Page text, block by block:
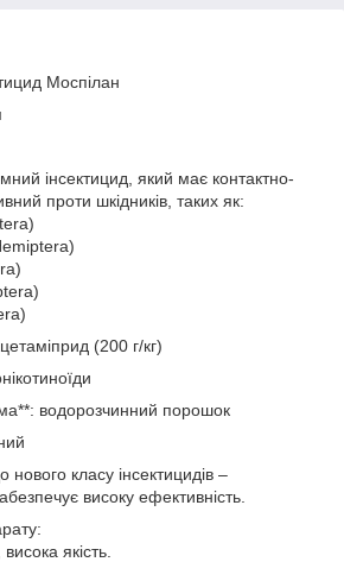
Моспілан
інсектицид, який має контактно-
проти шкідників, таких як:
(200 г/кг)
водорозчинний порошок
класу інсектицидів –
високу ефективність.
якість.